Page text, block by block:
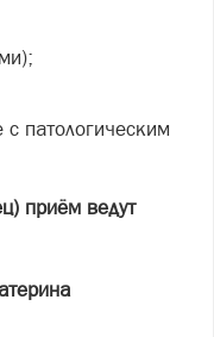
патологическим
приём ведут